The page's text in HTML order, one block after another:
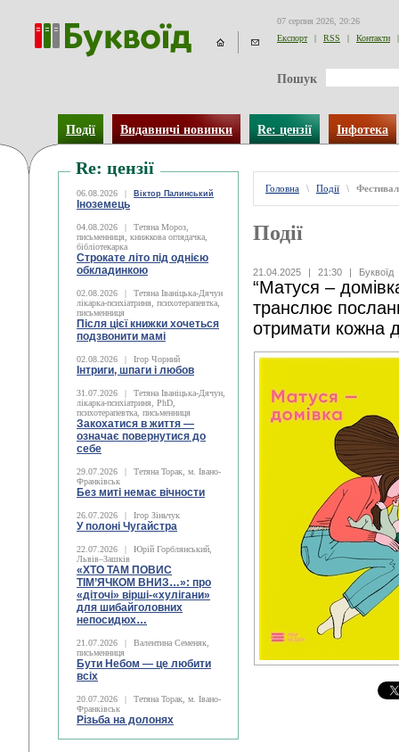
07 серпня 2026, 20:26
Експорт
| RSS | Контакти |
Пошук
Події Видавничі новинки Re: цензії Інфотека
Re: цензії
06.08.2026 | Віктор Палинський
Іноземець
04.08.2026 |
Тетяна Мороз,
письменниця, книжкова оглядачка,
бібліотекарка
Строкате літо під однією
обкладинкою
02.08.2026 |
Тетяна Іваніцька-Дячун
лікарка-психіатриня, психотерапевтка,
письменниця
Після цієї книжки хочеться
подзвонити мамі
02.08.2026 | Ігор Чорний
Інтриги, шпаги і любов
31.07.2026 |
Тетяна Іваніцька-Дячун,
лікарка-психіатриня, PhD,
психотерапевтка, письменниця
Закохатися в життя —
означає повернутися до
себе
29.07.2026 |
Тетяна Торак, м. Івано-
Франківськ
Без миті немає вічности
26.07.2026 | Ігор Зіньчук
У полоні Чугайстра
22.07.2026 |
Юрій Горблянський,
Львів–Зашків
«ХТО ТАМ ПОВИС
ТІМ’ЯЧКОМ ВНИЗ…»: про
«діточі» вірші-«хулігани»
для шибайголовних
непосидюх…
21.07.2026 |
Валентина Семеняк,
письменниця
Бути Небом ― це любити
всіх
20.07.2026 |
Тетяна Торак, м. Івано-
Франківськ
Різьба на долонях
Головна \ Події \
Події
21.04.2025 | 21:30 | Буквоїд
“Матуся –
транслює
отримати кожна